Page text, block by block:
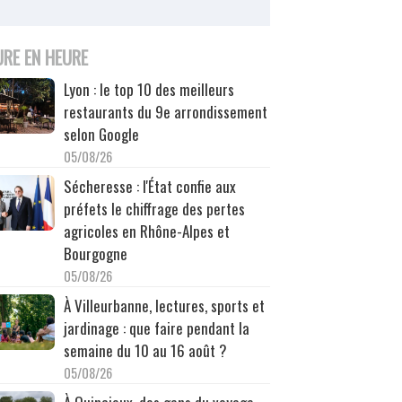
EN HEURE
Lyon : le top 10 des meilleurs
restaurants du 9e arrondissement
selon Google
05/08/26
Sécheresse : l'État confie aux
préfets le chiffrage des pertes
agricoles en Rhône-Alpes et
Bourgogne
05/08/26
À Villeurbanne, lectures, sports et
jardinage : que faire pendant la
semaine du 10 au 16 août ?
05/08/26